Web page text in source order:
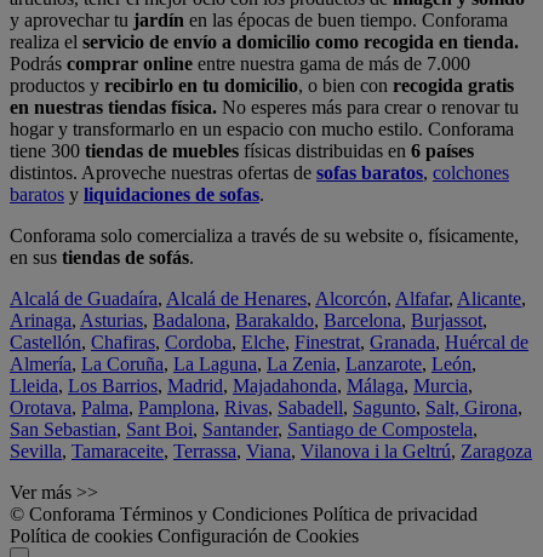
y aprovechar tu jardín en las épocas de buen tiempo. Conforama
realiza el servicio de envío a domicilio como recogida en tienda.
Podrás comprar online entre nuestra gama de más de 7.000
productos y recibirlo en tu domicilio, o bien con recogida gratis
en nuestras tiendas física. No esperes más para crear o renovar tu
hogar y transformarlo en un espacio con mucho estilo. Conforama
tiene 300 tiendas de muebles físicas distribuidas en 6 países
distintos. Aproveche nuestras ofertas de sofas baratos, colchones
baratos y liquidaciones de sofas.
Conforama solo comercializa a través de su website o, físicamente,
en sus tiendas de sofás.
Alcalá de Guadaíra, Alcalá de Henares, Alcorcón, Alfafar, Alicante,
Arinaga, Asturias, Badalona, Barakaldo, Barcelona, Burjassot,
Castellón, Chafiras, Cordoba, Elche, Finestrat, Granada, Huércal de
Almería, La Coruña, La Laguna, La Zenia, Lanzarote, León,
Lleida, Los Barrios, Madrid, Majadahonda, Málaga, Murcia,
Orotava, Palma, Pamplona, Rivas, Sabadell, Sagunto, Salt, Girona,
San Sebastian, Sant Boi, Santander, Santiago de Compostela,
Sevilla, Tamaraceite, Terrassa, Viana, Vilanova i la Geltrú, Zaragoza
Ver más >>
© Conforama Términos y Condiciones Política de privacidad
Política de cookies Configuración de Cookies